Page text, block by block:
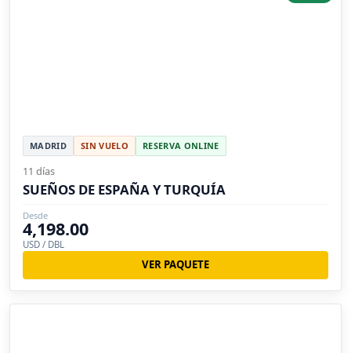
MADRID SIN VUELO RESERVA ONLINE
11 días
SUEÑOS DE ESPAÑA Y TURQUÍA
Desde
4,198.00
USD / DBL
VER PAQUETE